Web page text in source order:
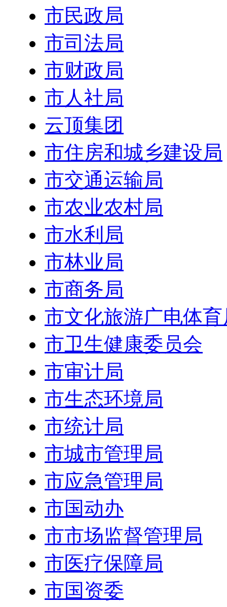
市民政局
市司法局
市财政局
市人社局
云顶集团
市住房和城乡建设局
市交通运输局
市农业农村局
市水利局
市林业局
市商务局
市文化旅游广电体育
市卫生健康委员会
市审计局
市生态环境局
市统计局
市城市管理局
市应急管理局
市国动办
市市场监督管理局
市医疗保障局
市国资委